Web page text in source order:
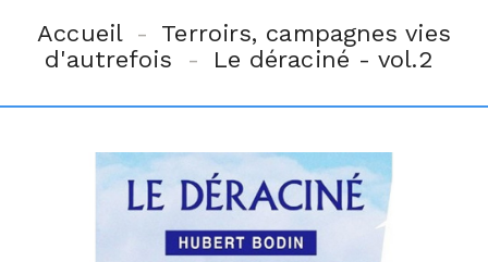
Accueil
Terroirs, campagnes vies
d'autrefois
Le déraciné - vol.2